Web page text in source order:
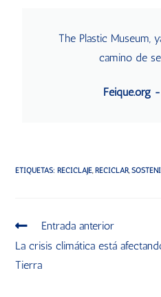
The Plastic Museum,
camino de
Feique.org
ETIQUETAS:RECICLAJE, RECICLAR,
Entrada anterior
La crisis climática está
Tierra